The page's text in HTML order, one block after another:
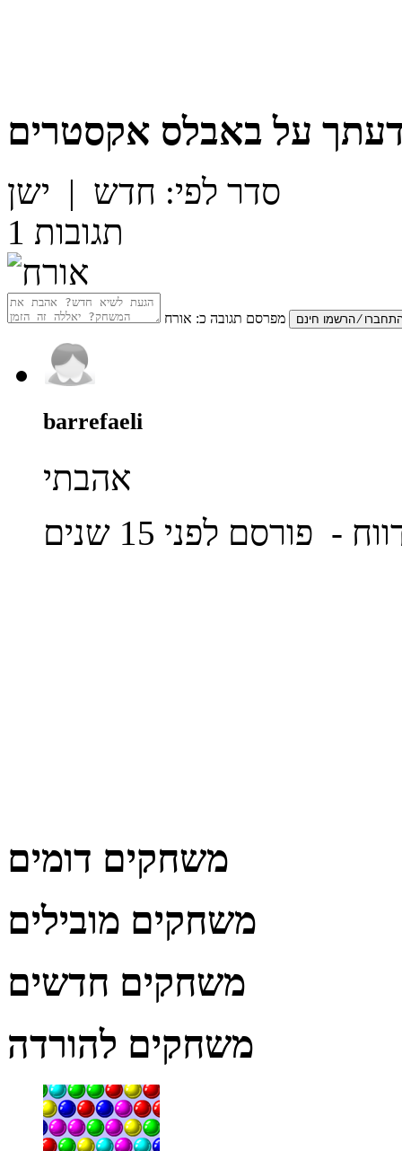
על באבלס אקסטרים
סדר לפי: חדש | ישן
1 תגובות
מפרסם תגובה כ: אורח
barrefaeli
אהבתי
- פורסם לפני 15 שנים
משחקים דומים
משחקים מובילים
משחקים חדשים
משחקים להורדה